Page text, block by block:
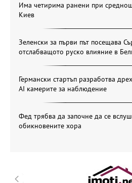
Има четирима ранени при
Киев
Зеленски за първи път посещава
отслабващото руско влияние в
Германски стартъп разработва
AI камерите за наблюдение
Фед трябва да започне да се
обикновените хора